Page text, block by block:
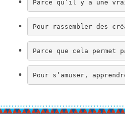
Parce qu’il y a une
Pour rassembler des
Parce que cela permet
Pour s’amuser,